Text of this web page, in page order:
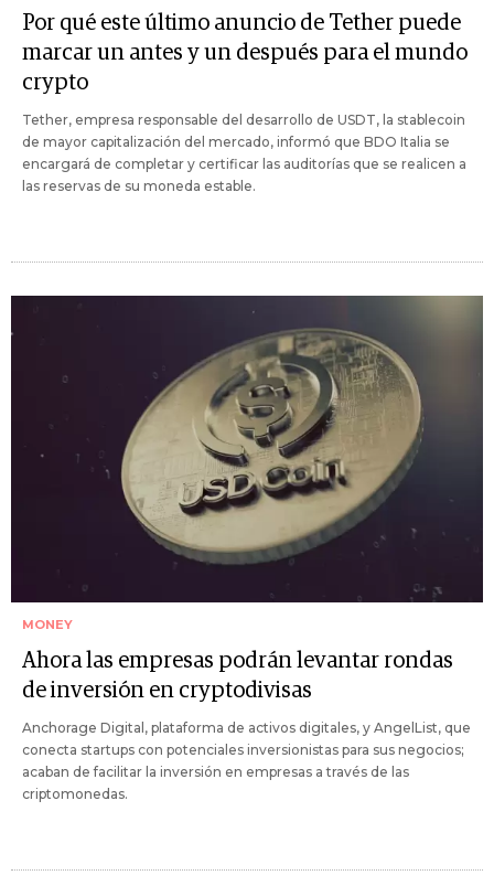
Por qué este último anuncio de Tether puede
marcar un antes y un después para el mundo
crypto
Tether, empresa responsable del desarrollo de USDT, la stablecoin
de mayor capitalización del mercado, informó que BDO Italia se
encargará de completar y certificar las auditorías que se realicen a
las reservas de su moneda estable.
MONEY
Ahora las empresas podrán levantar rondas
de inversión en cryptodivisas
Anchorage Digital, plataforma de activos digitales, y AngelList, que
conecta startups con potenciales inversionistas para sus negocios;
acaban de facilitar la inversión en empresas a través de las
criptomonedas.